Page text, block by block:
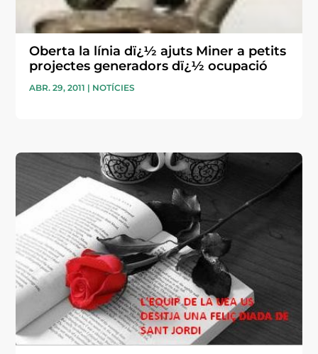
Oberta la línia dï¿½ ajuts Miner a petits
projectes generadors dï¿½ ocupació
ABR. 29, 2011 | NOTÍCIES